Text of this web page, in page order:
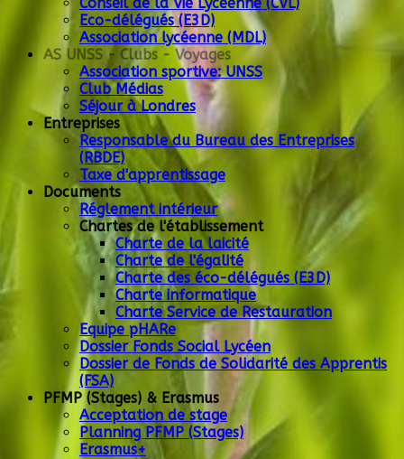
Eco-délégués (E3D)
Association lycéenne (MDL)
AS UNSS - Clubs - Voyages
Association sportive: UNSS
Club Médias
Séjour à Londres
Entreprises
Responsable du Bureau des Entreprises
(RBDE)
Taxe d'apprentissage
Documents
Réglement intérieur
Chartes de l'établissement
Charte de la laicité
Charte de l'égalité
Charte des éco-délégués (E3D)
Charte informatique
Charte Service de Restauration
Equipe pHARe
Dossier Fonds Social Lycéen
Dossier de Fonds de Solidarité des Apprentis
(FSA)
PFMP (Stages) & Erasmus
Acceptation de stage
Planning PFMP (Stages)
Erasmus+